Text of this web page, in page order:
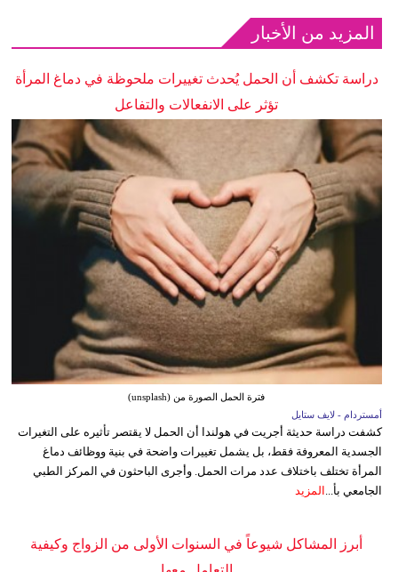
المزيد من الأخبار
دراسة تكشف أن الحمل يُحدث تغييرات ملحوظة في دماغ المرأة
تؤثر على الانفعالات والتفاعل
فترة الحمل الصورة من (unsplash)
أمستردام - لايف ستايل
كشفت دراسة حديثة أجريت في هولندا أن الحمل لا يقتصر تأثيره على التغيرات
الجسدية المعروفة فقط، بل يشمل تغييرات واضحة في بنية ووظائف دماغ
المرأة تختلف باختلاف عدد مرات الحمل. وأجرى الباحثون في المركز الطبي
الجامعي بأ... المزيد
أبرز المشاكل شيوعاً في السنوات الأولى من الزواج وكيفية